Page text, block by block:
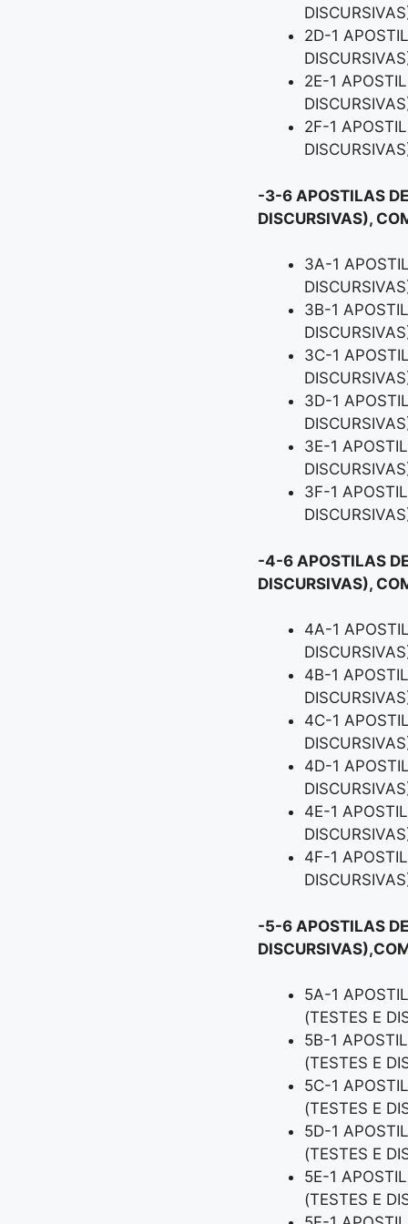
2D-1
2E-1
2F-1
-3-6 APOSTILAS
DISCURSIVAS),
3A-1
3B-1
3C-1
3D-1
3E-1
3F-1
-4-6 APOSTILAS
DISCURSIVAS),
4A-1
4B-1
4C-1
4D-1
4E-1
4F-1
-5-6 APOSTILAS
5A-1
(TESTES E
5B-1
(TESTES E
5C-1
(TESTES E
5D-1
(TESTES E
5E-1
(TESTES E